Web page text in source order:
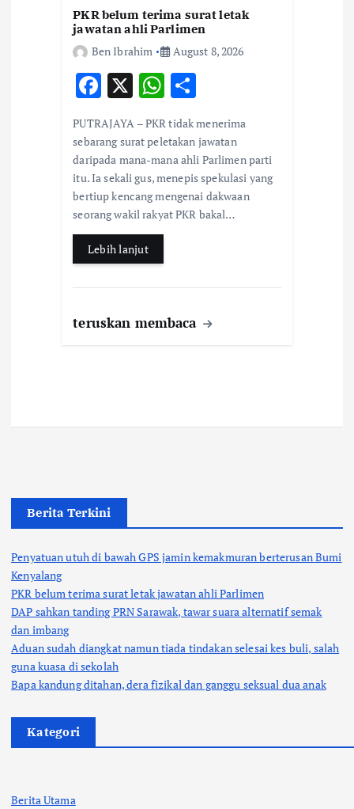
PKR belum terima surat letak
jawatan ahli Parlimen
Ben Ibrahim
August 8, 2026
F
ac
e
b
o
o
k
X W
h
at
s
A
p
ar
e
PUTRAJAYA – PKR tidak menerima
sebarang surat peletakan jawatan
daripada mana-mana ahli Parlimen parti
itu. Ia sekali gus, menepis spekulasi yang
bertiup kencang mengenai dakwaan
seorang wakil rakyat PKR bakal…
Lebih lanjut
teruskan membaca
Berita Terkini
Penyatuan utuh di bawah GPS jamin kemakmuran berterusan Bumi
Kenyalang
PKR belum terima surat letak jawatan ahli Parlimen
DAP sahkan tanding PRN Sarawak, tawar suara alternatif semak
dan imbang
Aduan sudah diangkat namun tiada tindakan selesai kes buli, salah
guna kuasa di sekolah
Bapa kandung ditahan, dera fizikal dan ganggu seksual dua anak
Kategori
Berita Utama